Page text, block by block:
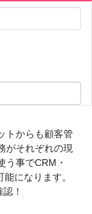
トからも顧客管
がそれぞれの現
う事でCRM・
になります。
！